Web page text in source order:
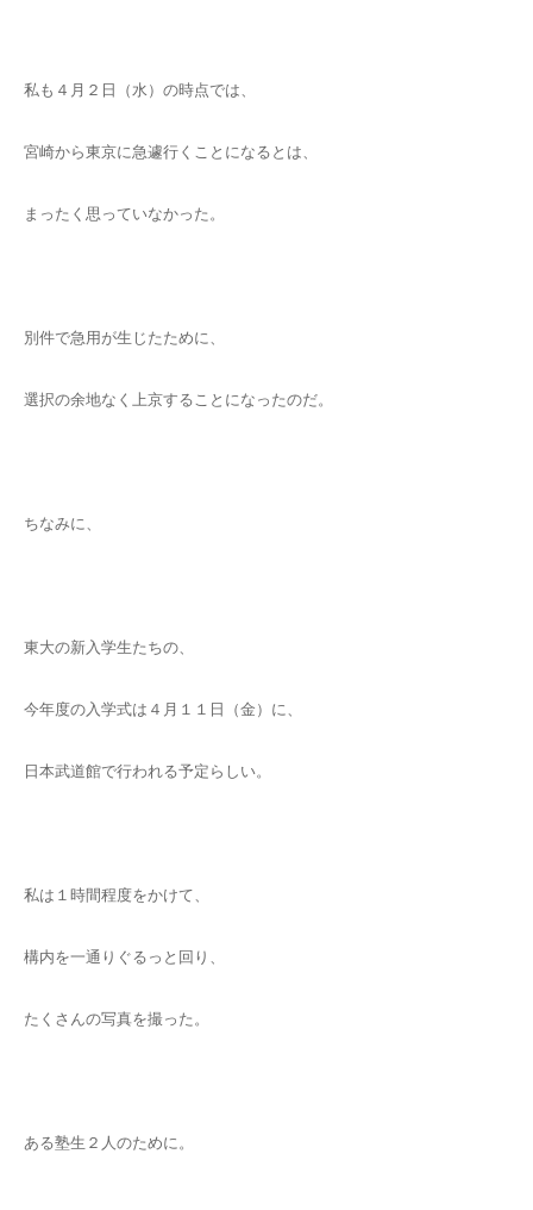
私も４月２日（水）の時点では、
宮崎から東京に急遽行くことになるとは、
まったく思っていなかった。
別件で急用が生じたために、
選択の余地なく上京することになったのだ。
ちなみに、
東大の新入学生たちの、
今年度の入学式は４月１１日（金）に、
日本武道館で行われる予定らしい。
私は１時間程度をかけて、
構内を一通りぐるっと回り、
たくさんの写真を撮った。
ある塾生２人のために。